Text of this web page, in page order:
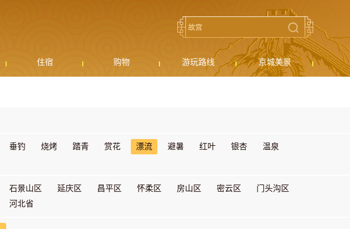
住宿 购物 游玩路线 京城美景
垂钓 烧烤 踏青 赏花 漂流 避暑 红叶 银杏
温泉
石景山区 延庆区 昌平区 怀柔区 房山区 密云区
门头沟区
河北省